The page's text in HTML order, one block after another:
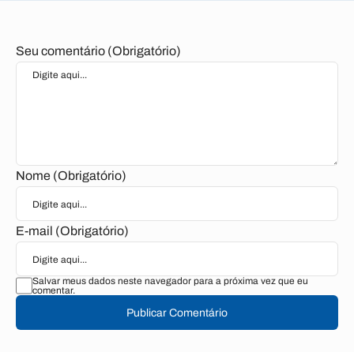
Seu comentário (Obrigatório)
Nome (Obrigatório)
E-mail (Obrigatório)
Salvar meus dados neste navegador para a próxima vez que eu
comentar.
Publicar Comentário